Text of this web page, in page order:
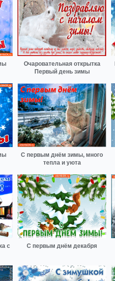
Очаровательная открытка
Первый день зимы
С первым днём зимы, много
тепла и уюта
с С первым днём декабря